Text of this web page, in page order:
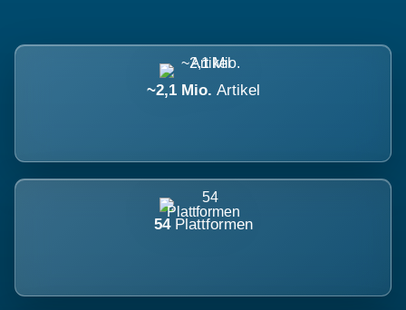
~2,1 Mio. Artikel
54 Plattformen